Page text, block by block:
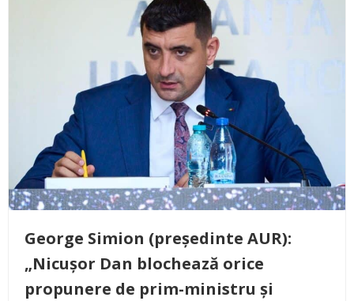
George Simion (președinte AUR):
„Nicușor Dan blochează orice
propunere de prim-ministru și